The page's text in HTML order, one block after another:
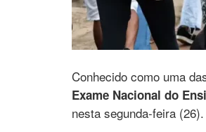
Conhecido como uma
Exame Nacional do
nesta segunda-feira (26).